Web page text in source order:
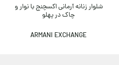
شلوار زنانه آرمانی اکسچنج با نوار و
چاک در پهلو
ARMANI EXCHANGE